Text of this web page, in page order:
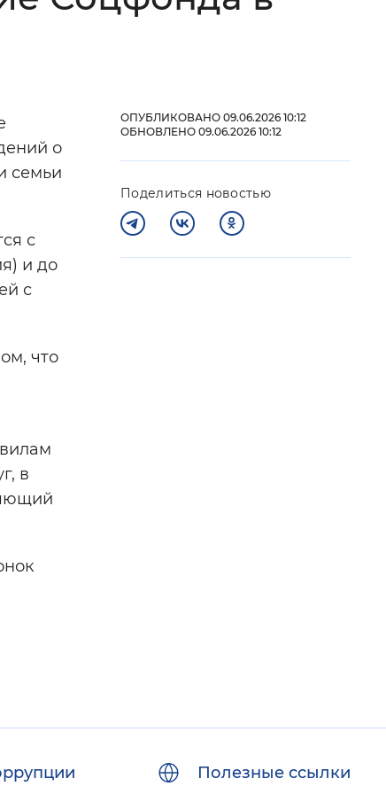
о
семьи
с
и до
с
что
в
ОПУБЛИКОВАНО 09.06.2026 10:12
ОБНОВЛЕНО 09.06.2026 10:12
Поделиться новостью
Полезные ссылки